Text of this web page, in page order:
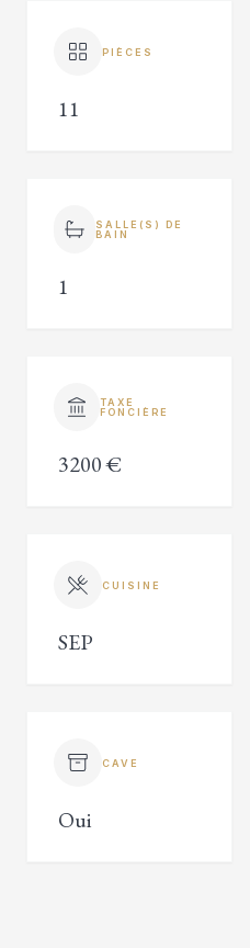
PIÈCES
11
SALLE(S) DE
BAIN
1
TAXE
FONCIÈRE
3200 €
CUISINE
SEP
CAVE
Oui